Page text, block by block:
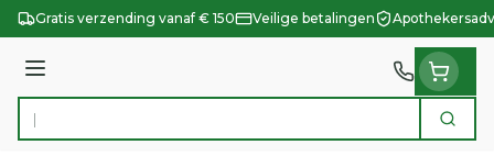
Ga naar de inhoud
Gratis verzending vanaf € 150 Veilige betalingen
Menu
Product, merk, categorie... Zoek